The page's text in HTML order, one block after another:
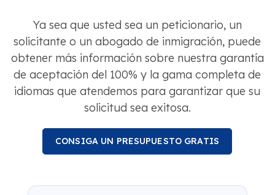
Ya sea que usted sea un peticionario, un
solicitante o un abogado de inmigración, puede
obtener más información sobre nuestra garantía
de aceptación del 100% y la gama completa de
idiomas que atendemos para garantizar que su
solicitud sea exitosa.
CONSIGA UN PRESUPUESTO GRATIS